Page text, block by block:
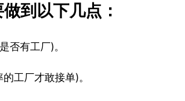
到以下几点：
否有工厂)。
工厂才敢接单)。